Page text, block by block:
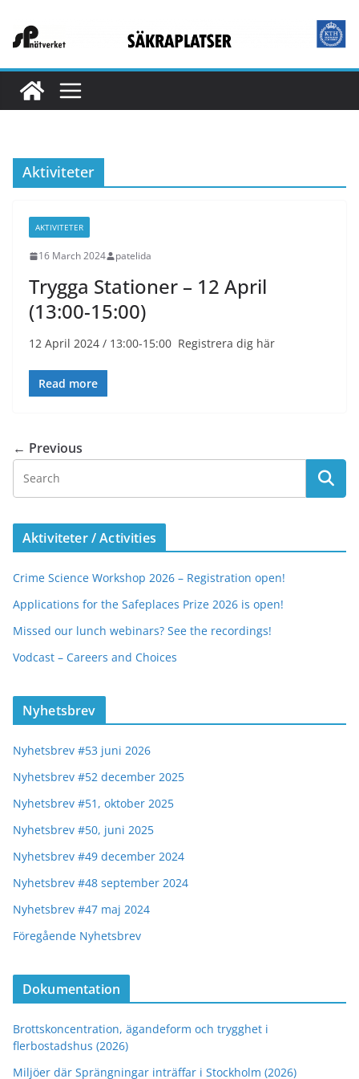
Aktiviteter
AKTIVITETER
16 March 2024 patelida
Trygga Stationer – 12 April
(13:00-15:00)
12 April 2024 / 13:00-15:00 Registrera dig här
Read more
← Previous
Aktiviteter / Activities
Crime Science Workshop 2026 – Registration open!
Applications for the Safeplaces Prize 2026 is open!
Missed our lunch webinars? See the recordings!
Vodcast – Careers and Choices
Nyhetsbrev
Nyhetsbrev #53 juni 2026
Nyhetsbrev #52 december 2025
Nyhetsbrev #51, oktober 2025
Nyhetsbrev #50, juni 2025
Nyhetsbrev #49 december 2024
Nyhetsbrev #48 september 2024
Nyhetsbrev #47 maj 2024
Föregående Nyhetsbrev
Dokumentation
Brottskoncentration, ägandeform och trygghet i
flerbostadshus (2026)
Miljöer där Sprängningar inträffar i Stockholm (2026)